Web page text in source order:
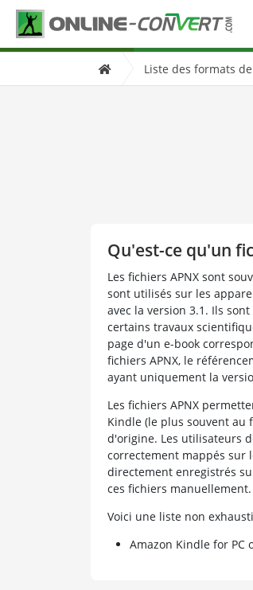
Liste des formats
Qu'est-ce qu'un
Les fichiers APNX sont
sont utilisés sur les
avec la version 3.1. Ils
certains travaux
page d'un e-book
fichiers APNX, le
ayant uniquement la
Les fichiers APNX
Kindle (le plus souvent au
d'origine. Les utilisateurs
correctement mappés sur
directement enregistrés
ces fichiers manuellement.
Voici une liste non
Amazon Kindle for PC